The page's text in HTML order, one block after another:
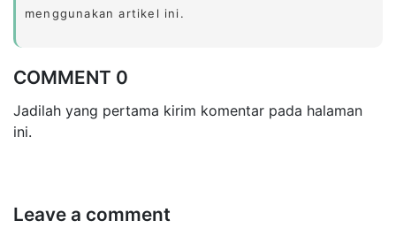
menggunakan artikel ini.
COMMENT 0
Jadilah yang pertama kirim komentar pada halaman
ini.
Leave a comment